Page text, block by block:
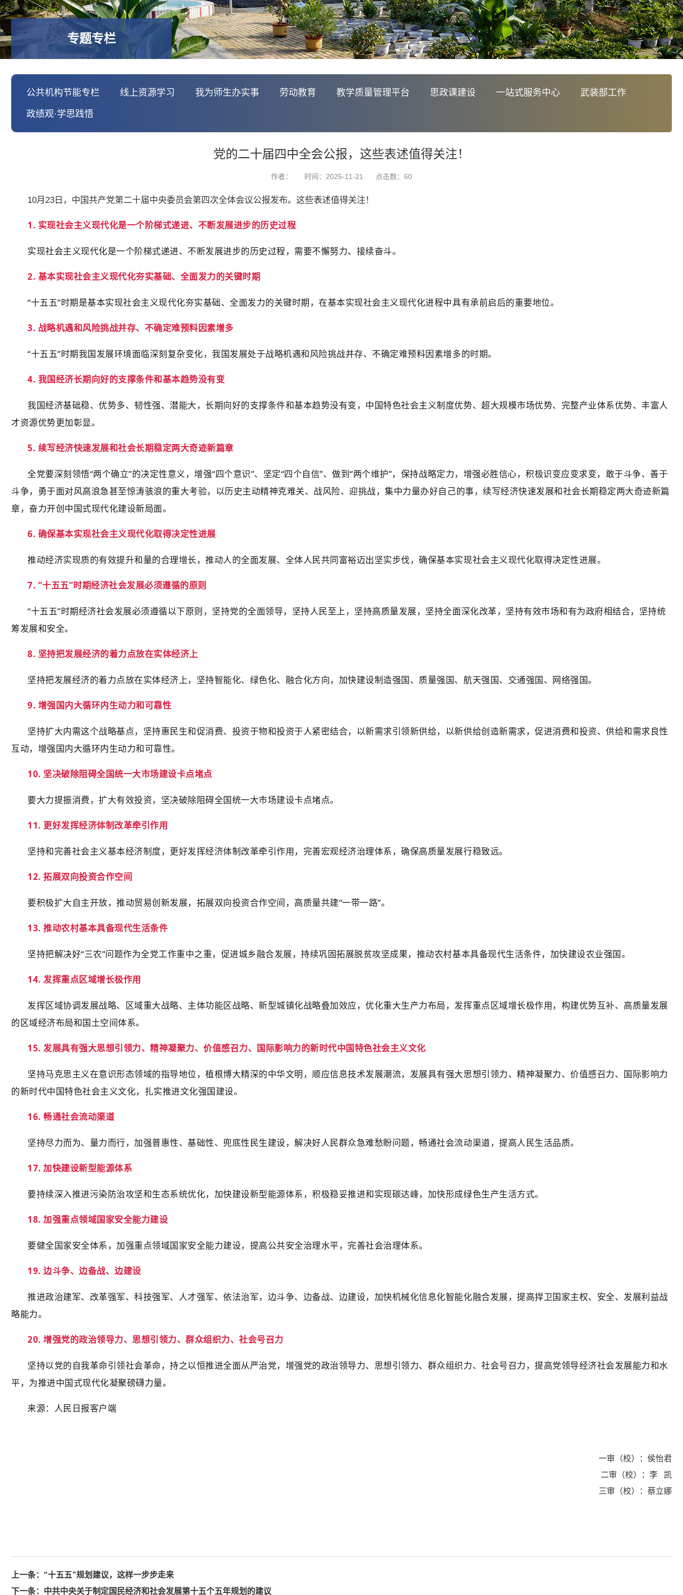
专题专栏
公共机构节能专栏 线上资源学习 我为师生办实事 劳动教育 教学质量管理平台 思政课建设 一站式服务中心 武装部工作
政绩观·学思践悟
党的二十届四中全会公报，这些表述值得关注！
作者： 时间：2025-11-21 点击数： 60
10月23日，中国共产党第二十届中央委员会第四次全体会议公报发布。这些表述值得关注！
1. 实现社会主义现代化是一个阶梯式递进、不断发展进步的历史过程
实现社会主义现代化是一个阶梯式递进、不断发展进步的历史过程，需要不懈努力、接续奋斗。
2. 基本实现社会主义现代化夯实基础、全面发力的关键时期
“十五五”时期是基本实现社会主义现代化夯实基础、全面发力的关键时期，在基本实现社会主义现代化进程中具有承前启后的重要地位。
3. 战略机遇和风险挑战并存、不确定难预料因素增多
“十五五”时期我国发展环境面临深刻复杂变化，我国发展处于战略机遇和风险挑战并存、不确定难预料因素增多的时期。
4. 我国经济长期向好的支撑条件和基本趋势没有变
我国经济基础稳、优势多、韧性强、潜能大，长期向好的支撑条件和基本趋势没有变，中国特色社会主义制度优势、超大规模市场优势、完整产业体系优势、丰富人
才资源优势更加彰显。
5. 续写经济快速发展和社会长期稳定两大奇迹新篇章
全党要深刻领悟“两个确立”的决定性意义，增强“四个意识”、坚定“四个自信”、做到“两个维护”，保持战略定力，增强必胜信心，积极识变应变求变，敢于斗争、善于
斗争，勇于面对风高浪急甚至惊涛骇浪的重大考验，以历史主动精神克难关、战风险、迎挑战，集中力量办好自己的事，续写经济快速发展和社会长期稳定两大奇迹新篇
章，奋力开创中国式现代化建设新局面。
6. 确保基本实现社会主义现代化取得决定性进展
推动经济实现质的有效提升和量的合理增长，推动人的全面发展、全体人民共同富裕迈出坚实步伐，确保基本实现社会主义现代化取得决定性进展。
7. “十五五”时期经济社会发展必须遵循的原则
“十五五”时期经济社会发展必须遵循以下原则，坚持党的全面领导，坚持人民至上，坚持高质量发展，坚持全面深化改革，坚持有效市场和有为政府相结合，坚持统
筹发展和安全。
8. 坚持把发展经济的着力点放在实体经济上
坚持把发展经济的着力点放在实体经济上，坚持智能化、绿色化、融合化方向，加快建设制造强国、质量强国、航天强国、交通强国、网络强国。
9. 增强国内大循环内生动力和可靠性
坚持扩大内需这个战略基点，坚持惠民生和促消费、投资于物和投资于人紧密结合，以新需求引领新供给，以新供给创造新需求，促进消费和投资、供给和需求良性
互动，增强国内大循环内生动力和可靠性。
10. 坚决破除阻碍全国统一大市场建设卡点堵点
要大力提振消费，扩大有效投资，坚决破除阻碍全国统一大市场建设卡点堵点。
11. 更好发挥经济体制改革牵引作用
坚持和完善社会主义基本经济制度，更好发挥经济体制改革牵引作用，完善宏观经济治理体系，确保高质量发展行稳致远。
12. 拓展双向投资合作空间
要积极扩大自主开放，推动贸易创新发展，拓展双向投资合作空间，高质量共建“一带一路”。
13. 推动农村基本具备现代生活条件
坚持把解决好“三农”问题作为全党工作重中之重，促进城乡融合发展，持续巩固拓展脱贫攻坚成果，推动农村基本具备现代生活条件，加快建设农业强国。
14. 发挥重点区域增长极作用
发挥区域协调发展战略、区域重大战略、主体功能区战略、新型城镇化战略叠加效应，优化重大生产力布局，发挥重点区域增长极作用，构建优势互补、高质量发展
的区域经济布局和国土空间体系。
15. 发展具有强大思想引领力、精神凝聚力、价值感召力、国际影响力的新时代中国特色社会主义文化
坚持马克思主义在意识形态领域的指导地位，植根博大精深的中华文明，顺应信息技术发展潮流，发展具有强大思想引领力、精神凝聚力、价值感召力、国际影响力
的新时代中国特色社会主义文化，扎实推进文化强国建设。
16. 畅通社会流动渠道
坚持尽力而为、量力而行，加强普惠性、基础性、兜底性民生建设，解决好人民群众急难愁盼问题，畅通社会流动渠道，提高人民生活品质。
17. 加快建设新型能源体系
要持续深入推进污染防治攻坚和生态系统优化，加快建设新型能源体系，积极稳妥推进和实现碳达峰，加快形成绿色生产生活方式。
18. 加强重点领域国家安全能力建设
要健全国家安全体系，加强重点领域国家安全能力建设，提高公共安全治理水平，完善社会治理体系。
19. 边斗争、边备战、边建设
推进政治建军、改革强军、科技强军、人才强军、依法治军，边斗争、边备战、边建设，加快机械化信息化智能化融合发展，提高捍卫国家主权、安全、发展利益战
略能力。
20. 增强党的政治领导力、思想引领力、群众组织力、社会号召力
坚持以党的自我革命引领社会革命，持之以恒推进全面从严治党，增强党的政治领导力、思想引领力、群众组织力、社会号召力，提高党领导经济社会发展能力和水
平，为推进中国式现代化凝聚磅礴力量。
来源：人民日报客户端
一审（校）：侯怡君
二审（校）：李 凯
三审（校）：蔡立娜
上一条： “十五五”规划建议，这样一步步走来
下一条： 中共中央关于制定国民经济和社会发展第十五个五年规划的建议